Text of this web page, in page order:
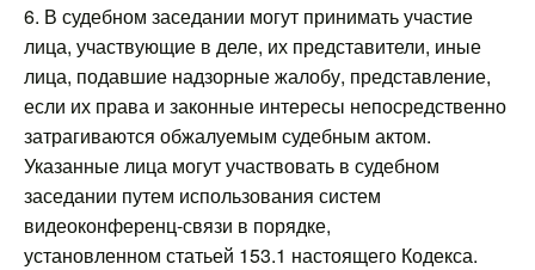
6. В судебном заседании могут принимать участие
лица, участвующие в деле, их представители, иные
лица, подавшие надзорные жалобу, представление,
если их права и законные интересы непосредственно
затрагиваются обжалуемым судебным актом.
Указанные лица могут участвовать в судебном
заседании путем использования систем
видеоконференц-связи в порядке,
установленном статьей 153.1 настоящего Кодекса.